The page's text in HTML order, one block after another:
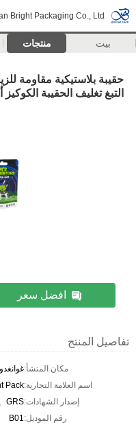
Bright Packaging Co., Ltd.
بيت منتجات
حقيبة بلاستيكية مقاومة
التبغ تغليف الحقيبة الكوكيز
افضل سعر
تفاصيل المنتج
مكان المنشأ:
اسم العلامة التجارية:Pack
إصدار الشهادات:GRS
رقم الموديل:B01